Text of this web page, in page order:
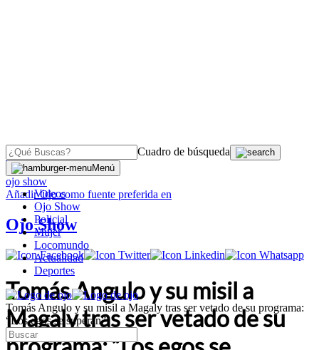
Cuadro de búsqueda
Menú
Videos
Ojo Show
Policial
Mujer
Locomundo
Actualidad
Deportes
Tomás Angulo y su misil a Magaly tras ser vetado de su programa:
“Los egos se superan”
OJO
ojo show
AñadirOjocomo fuente preferida en
Ojo Show
Tomás Angulo y su misil a
Magaly tras ser vetado de su